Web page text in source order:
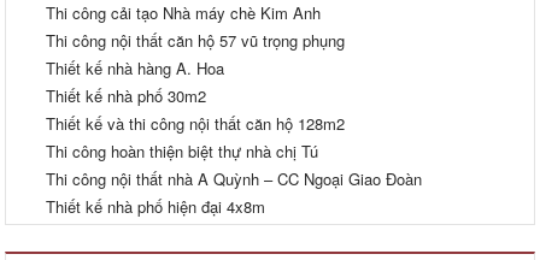
Thi công cải tạo Nhà máy chè Kim Anh
Thi công nội thất căn hộ 57 vũ trọng phụng
Thiết kế nhà hàng A. Hoa
Thiết kế nhà phố 30m2
Thiết kế và thi công nội thất căn hộ 128m2
Thi công hoàn thiện biệt thự nhà chị Tú
Thi công nội thất nhà A Quỳnh – CC Ngoại Giao Đoàn
Thiết kế nhà phố hiện đại 4x8m
Chú Hòa
Yên Phong - Bắc Ninh
Các bạn có phong cách làm việc rất chuyên nghiệp, Tôi rất hài lòng
về phương án kiến trúc mà các bạn đã tư vấn cho tôi
A Thành
Hà Nội